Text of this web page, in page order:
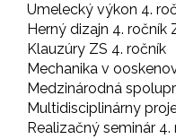
Umelecký výkon 4.
Herný dizajn 4. ročník
Klauzúry ZS 4. ročník
Mechanika v
Medzinárodná
Multidisciplinárny
Realizačný seminár 4.